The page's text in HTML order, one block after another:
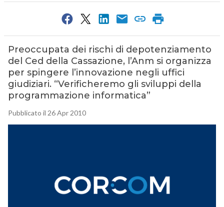
Preoccupata dei rischi di depotenziamento
del Ced della Cassazione, l’Anm si organizza
per spingere l’innovazione negli uffici
giudiziari. “Verificheremo gli sviluppi della
programmazione informatica”
Pubblicato il 26 Apr 2010